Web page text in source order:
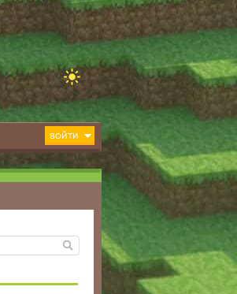
ВОЙТИ